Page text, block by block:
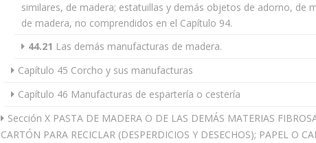
similares, de madera; estatuillas y demás objetos de adorno, de
de madera, no comprendidos en el Capítulo 94.
44.21 Las demás manufacturas de madera.
Capítulo 45 Corcho y sus manufacturas
Capítulo 46 Manufacturas de espartería o cestería
Sección X PASTA DE MADERA O DE LAS DEMÁS MATERIAS
CARTÓN PARA RECICLAR (DESPERDICIOS Y DESECHOS); PAPEL O